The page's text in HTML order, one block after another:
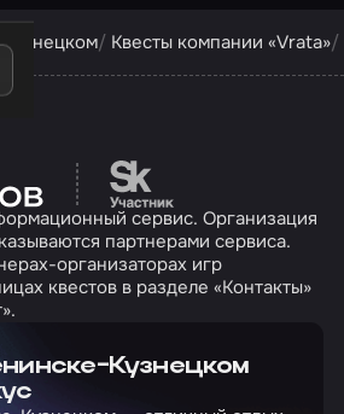
Кузнецком Квесты компании «Vrata»
Перейти на сайт
сервис. Организация
партнерами сервиса.
организаторах игр
квестов в разделе «Контакты»
Кузнецком